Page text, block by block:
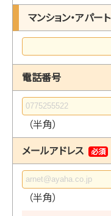
マンション・アパート
電話番号
（半角）
メールアドレス 必須
（半角）